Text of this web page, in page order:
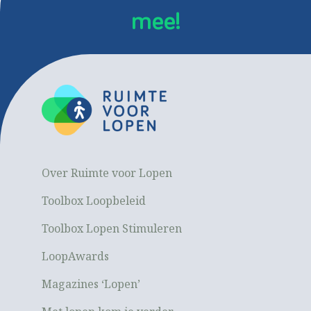
mee!
Over Ruimte voor Lopen
Toolbox Loopbeleid
Toolbox Lopen Stimuleren
LoopAwards
Magazines ‘Lopen’